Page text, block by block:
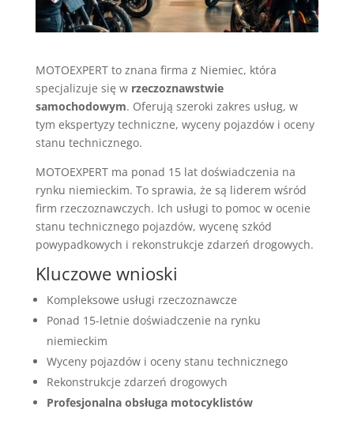
MOTOEXPERT to znana firma z Niemiec, która
specjalizuje się w rzeczoznawstwie
samochodowym. Oferują szeroki zakres usług, w
tym ekspertyzy techniczne, wyceny pojazdów i oceny
stanu technicznego.
MOTOEXPERT ma ponad 15 lat doświadczenia na
rynku niemieckim. To sprawia, że są liderem wśród
firm rzeczoznawczych. Ich usługi to pomoc w ocenie
stanu technicznego pojazdów, wycenę szkód
powypadkowych i rekonstrukcje zdarzeń drogowych.
Kluczowe wnioski
Kompleksowe usługi rzeczoznawcze
Ponad 15-letnie doświadczenie na rynku
niemieckim
Wyceny pojazdów i oceny stanu technicznego
Rekonstrukcje zdarzeń drogowych
Profesjonalna obsługa motocyklistów